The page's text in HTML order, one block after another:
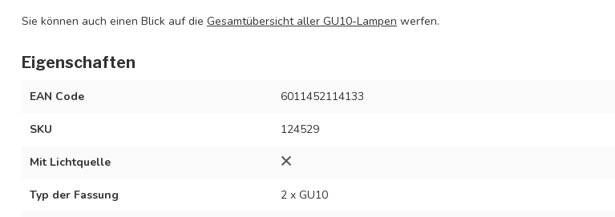
Sie können auch einen Blick auf die Gesamtübersicht aller GU10-Lampen werfen.
Eigenschaften
EAN Code 6011452114133
SKU 124529
Mit Lichtquelle
Typ der Fassung 2 x GU10